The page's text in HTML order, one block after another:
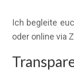
Ich begleite
oder online via